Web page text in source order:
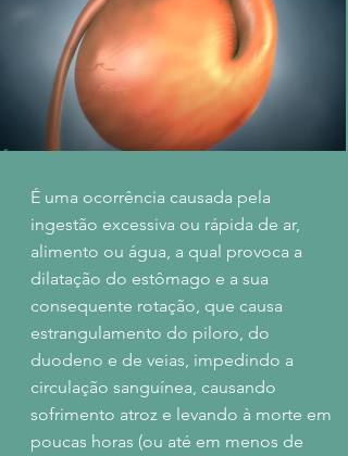
É uma ocorrência causada pela
ingestão excessiva ou rápida de ar,
alimento ou água, a qual provoca a
dilatação do estômago e a sua
consequente rotação, que causa
estrangulamento do piloro, do
duodeno e de veias, impedindo a
circulação sanguínea, causando
sofrimento atroz e levando à morte em
poucas horas (ou até em menos de